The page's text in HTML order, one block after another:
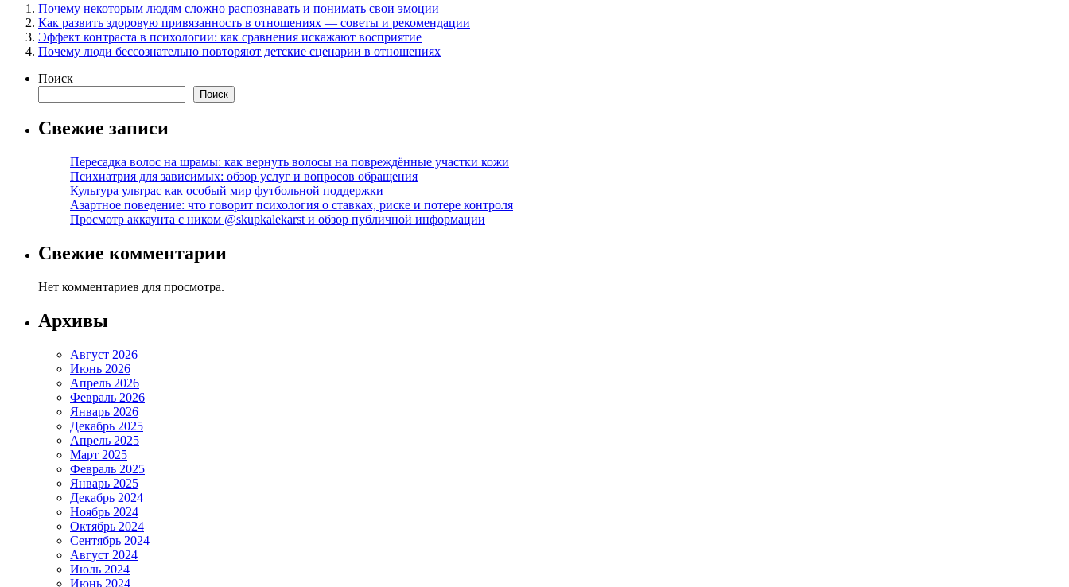
Почему некоторым людям сложно распознавать и понимать свои эмоции
Как развить здоровую привязанность в отношениях — советы и рекомендации
Эффект контраста в психологии: как сравнения искажают восприятие
Почему люди бессознательно повторяют детские сценарии в отношениях
Поиск
Поиск
Свежие записи
Пересадка волос на шрамы: как вернуть волосы на повреждённые участки кожи
Психиатрия для зависимых: обзор услуг и вопросов обращения
Культура ультрас как особый мир футбольной поддержки
Азартное поведение: что говорит психология о ставках, риске и потере контроля
Просмотр аккаунта с ником @skupkalekarst и обзор публичной информации
Свежие комментарии
Нет комментариев для просмотра.
Архивы
Август 2026
Июнь 2026
Апрель 2026
Февраль 2026
Январь 2026
Декабрь 2025
Апрель 2025
Март 2025
Февраль 2025
Январь 2025
Декабрь 2024
Ноябрь 2024
Октябрь 2024
Сентябрь 2024
Август 2024
Июль 2024
Июнь 2024